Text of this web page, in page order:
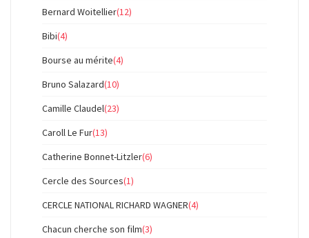
Bernard Woitellier(12)
Bibi(4)
Bourse au mérite(4)
Bruno Salazard(10)
Camille Claudel(23)
Caroll Le Fur(13)
Catherine Bonnet-Litzler(6)
Cercle des Sources(1)
CERCLE NATIONAL RICHARD WAGNER(4)
Chacun cherche son film(3)